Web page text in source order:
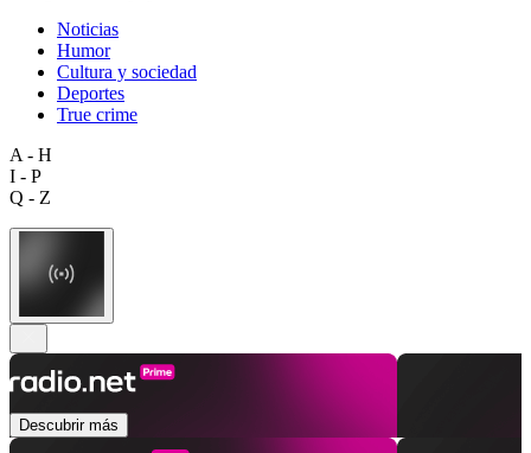
Noticias
Humor
Cultura y sociedad
Deportes
True crime
A - H
I - P
Q - Z
Descubrir más